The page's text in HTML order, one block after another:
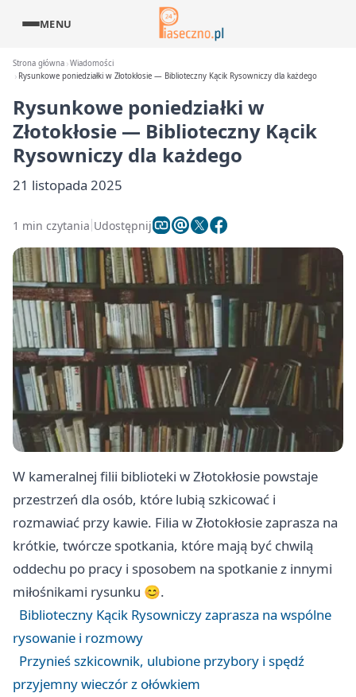
MENU
Strona główna Wiadomości
Rysunkowe poniedziałki w Złotokłosie — Biblioteczny Kącik Rysowniczy dla każdego
Rysunkowe poniedziałki w
Złotokłosie — Biblioteczny Kącik
Rysowniczy dla każdego
21 listopada 2025
1 min czytania Udostępnij
W kameralnej filii biblioteki w Złotokłosie powstaje
przestrzeń dla osób, które lubią szkicować i
rozmawiać przy kawie. Filia w Złotokłosie zaprasza na
krótkie, twórcze spotkania, które mają być chwilą
oddechu po pracy i sposobem na spotkanie z innymi
miłośnikami rysunku 😊.
Biblioteczny Kącik Rysowniczy zaprasza na wspólne
rysowanie i rozmowy
Przynieś szkicownik, ulubione przybory i spędź
przyjemny wieczór z ołówkiem